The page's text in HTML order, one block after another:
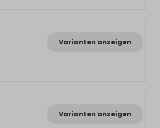
Varianten anzeigen
Varianten anzeigen